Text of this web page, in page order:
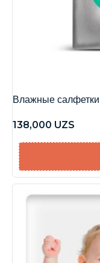
Влажные
138,000 UZS